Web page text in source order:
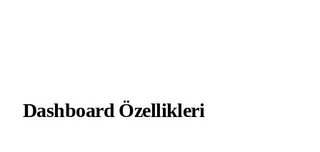
DashboardÖzellikleri